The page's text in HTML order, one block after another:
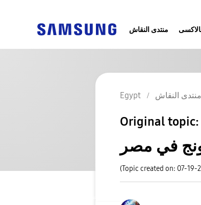
منتدى النقاش
Egypt منتدى النقاش
Original topic:
في مصر
(Topic created on: 07-19-